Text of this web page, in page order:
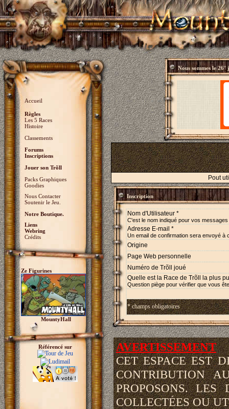
Accueil
Règles
Les 5 Races
Histoire
Classements
Forums
Inscriptions
Jouer son Trõll
Packs Graphiques
Goodies
Nous Contacter
Soutenir le Jeu.
Notre Boutique.
Liens
Webring
Crédits
Ze Figurines
MountyHall
Référencé sur
Nous sommes le26°
Pout
Inscription
Nom d'Utilisateur *
C'est le nom indiqué pour vos
Adresse E-mail *
Un email de confirmation sera envoyé à
Origine
Page Web personnelle
Numéro de Trõll joué
Quelle est la Race de Trõll la plus
Question piège pour vérifier que vous
* champs obligatoires
AVERTISSEMENT
CET ESPACE EST
CONTRIBUTION
PROPOSONS.
COLLECTÉES OU